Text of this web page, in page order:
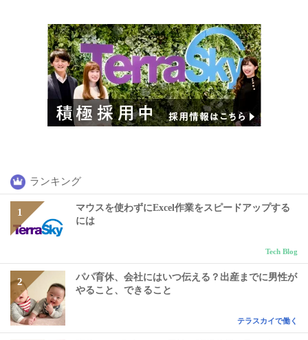
ランキング
マウスを使わずにExcel作業をスピードアップする
には
Tech Blog
パパ育休、会社にはいつ伝える？出産までに男性が
やること、できること
テラスカイで働く